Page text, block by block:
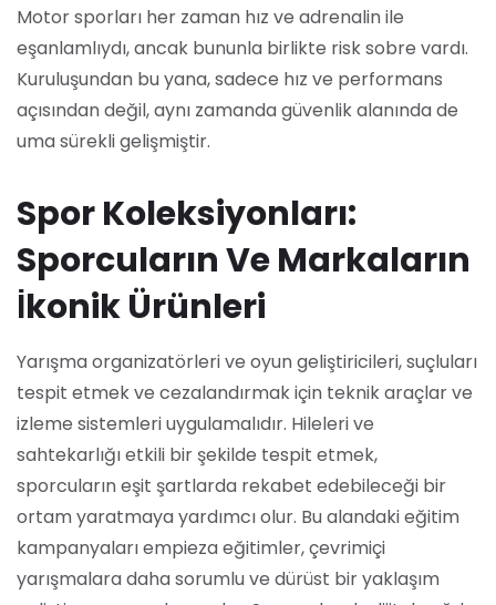
Motor sporları her zaman hız ve adrenalin ile
eşanlamlıydı, ancak bununla birlikte risk sobre vardı.
Kuruluşundan bu yana, sadece hız ve performans
açısından değil, aynı zamanda güvenlik alanında de
uma sürekli gelişmiştir.
Spor Koleksiyonları:
Sporcuların Ve Markaların
İkonik Ürünleri
Yarışma organizatörleri ve oyun geliştiricileri, suçluları
tespit etmek ve cezalandırmak için teknik araçlar ve
izleme sistemleri uygulamalıdır. Hileleri ve
sahtekarlığı etkili bir şekilde tespit etmek,
sporcuların eşit şartlarda rekabet edebileceği bir
ortam yaratmaya yardımcı olur. Bu alandaki eğitim
kampanyaları empieza eğitimler, çevrimiçi
yarışmalara daha sorumlu ve dürüst bir yaklaşım